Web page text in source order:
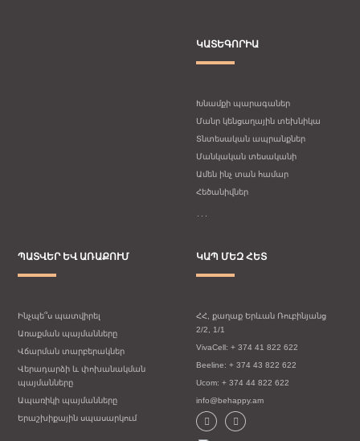
ԿԱՏԵԳՈՐԻԱ
Խնամքի պարագաներ
Մանր կենցաղային տեխնիկա
Տնտեսական ապրանքներ
Մանկական տեսականի
Ամեն ինչ տան համար
Հեծանիվներ
ՊԱՏՎԵՐ ԵՎ ԱՌԱՔՈՒՄ
Ինչպե՞ս պատվիրել
Առաքման պայմանները
Վճարման տարբերակներ
Վերադարձի և փոխանակման
պայմանները
Ապառիկի պայմանները
Երաշխիքային սպասարկում
ԿԱՊ ՄԵԶ ՀԵՏ
ՀՀ, քաղաք Երևան Ռուբինյանց
2/2, 1/1
VivaCell: + 374 41 822 622
Beeline: + 374 43 822 622
Ucom: + 374 44 822 622
info@behappy.am